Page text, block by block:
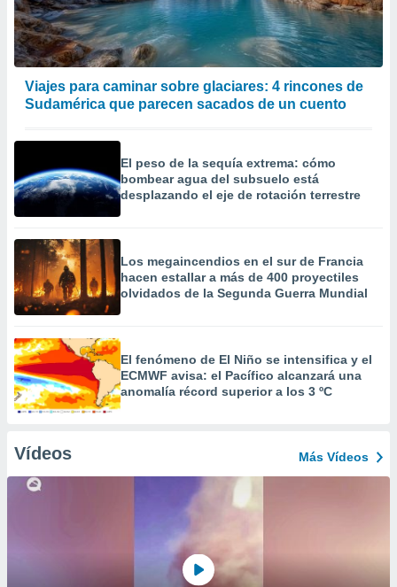
Viajes para caminar sobre glaciares: 4 rincones de
Sudamérica que parecen sacados de un cuento
El peso de la sequía extrema: cómo
bombear agua del subsuelo está
desplazando el eje de rotación terrestre
Los megaincendios en el sur de Francia
hacen estallar a más de 400 proyectiles
olvidados de la Segunda Guerra Mundial
El fenómeno de El Niño se intensifica y el
ECMWF avisa: el Pacífico alcanzará una
anomalía récord superior a los 3 ºC
Vídeos Más Vídeos